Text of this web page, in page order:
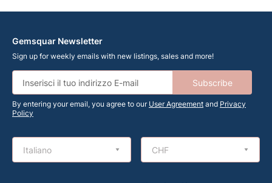
Gemsquar Newsletter
Sign up for weekly emails with new listings, sales and more!
Subscribe
By entering your email, you agree to our User Agreement and Privacy
Policy
Italiano CHF